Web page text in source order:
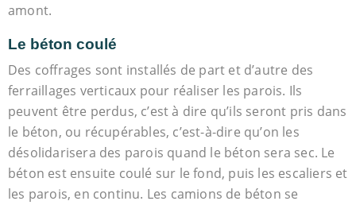
amont.
Le béton coulé
Des coffrages sont installés de part et d’autre des
ferraillages verticaux pour réaliser les parois. Ils
peuvent être perdus, c’est à dire qu’ils seront pris dans
le béton, ou récupérables, c’est-à-dire qu’on les
désolidarisera des parois quand le béton sera sec. Le
béton est ensuite coulé sur le fond, puis les escaliers et
les parois, en continu. Les camions de béton se